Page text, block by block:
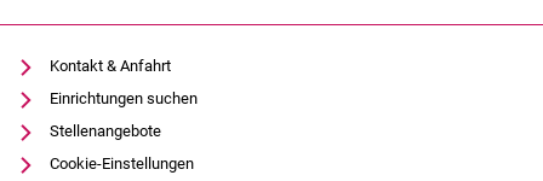
Publikationen
Lebenslauf
Kontakt & Anfahrt
Einrichtungen suchen
Stellenangebote
Cookie-Einstellungen